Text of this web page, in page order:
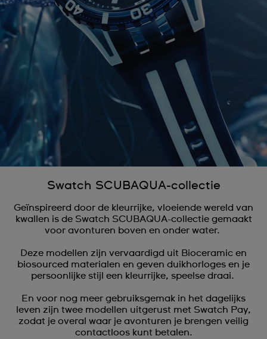
Swatch SCUBAQUA-collectie
Geïnspireerd door de kleurrijke, vloeiende wereld van
kwallen is de Swatch SCUBAQUA-collectie gemaakt
voor avonturen boven en onder water.
Deze modellen zijn vervaardigd uit Bioceramic en
biosourced materialen en geven duikhorloges en je
persoonlijke stijl een kleurrijke, speelse draai.
En voor nog meer gebruiksgemak in het dagelijks
leven zijn twee modellen uitgerust met Swatch Pay,
zodat je overal waar je avonturen je brengen veilig
contactloos kunt betalen.